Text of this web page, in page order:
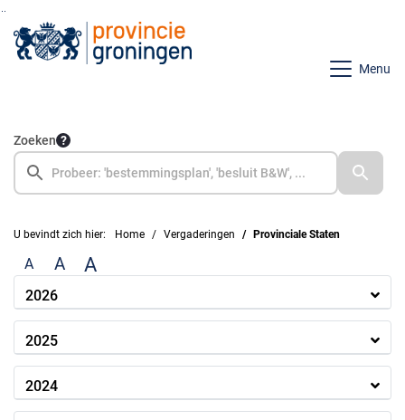
Ga naar de inhoud van deze pagina
Ga naar het zoeken
Ga naar het menu
Menu
Zoeken
U bevindt zich hier: Home Vergaderingen Provinciale Staten
A A A
2026
2025
2024